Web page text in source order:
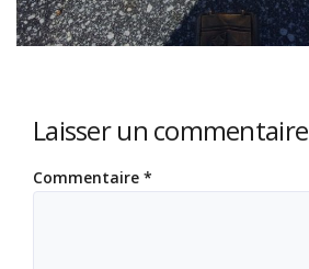
Laisser un commentaire
Commentaire *